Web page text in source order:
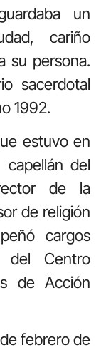
un
cariño
su persona.
sacerdotal
1992.
estuvo en
del
de la
de religión
cargos
del Centro
de Acción
febrero de